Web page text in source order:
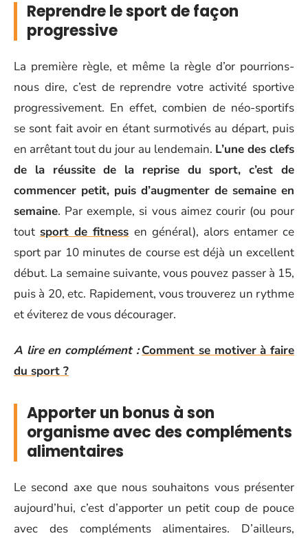
Reprendre le sport de façon
progressive
La première règle, et même la règle d’or pourrions-
nous dire, c’est de reprendre votre activité sportive
progressivement. En effet, combien de néo-sportifs
se sont fait avoir en étant surmotivés au départ, puis
en arrêtant tout du jour au lendemain. L’une des clefs
de la réussite de la reprise du sport, c’est de
commencer petit, puis d’augmenter de semaine en
semaine. Par exemple, si vous aimez courir (ou pour
tout sport de fitness en général), alors entamer ce
sport par 10 minutes de course est déjà un excellent
début. La semaine suivante, vous pouvez passer à 15,
puis à 20, etc. Rapidement, vous trouverez un rythme
et éviterez de vous décourager.
A lire en complément : Comment se motiver à faire
du sport ?
Apporter un bonus à son
organisme avec des compléments
alimentaires
Le second axe que nous souhaitons vous présenter
aujourd’hui, c’est d’apporter un petit coup de pouce
avec des compléments alimentaires. D’ailleurs,